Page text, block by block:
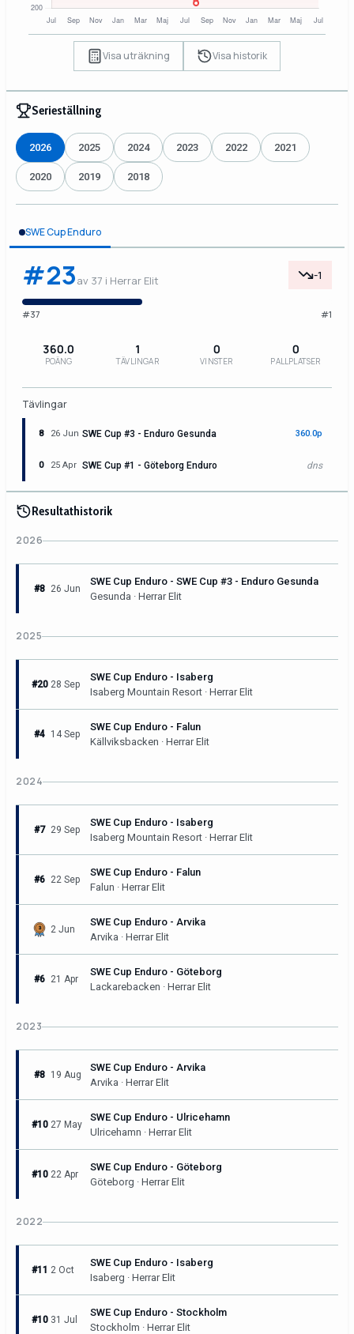
Visa uträkning Visa historik
Serieställning
2026 2025 2024 2023 2022 2021
2020 2019 2018
SWE Cup Enduro
#23av 37 i Herrar Elit -1
#37 #1
360.0
POÄNG
1
TÄVLINGAR
0
VINSTER
0
PALLPLATSER
Tävlingar
8 26 Jun SWE Cup #3 - Enduro Gesunda 360.0p
0 25 Apr SWE Cup #1 - Göteborg Enduro dns
Resultathistorik
2026
#8 26 Jun
SWE Cup Enduro - SWE Cup #3 - Enduro Gesunda
Gesunda · Herrar Elit
2025
#20 28 Sep
SWE Cup Enduro - Isaberg
Isaberg Mountain Resort · Herrar Elit
#4 14 Sep
SWE Cup Enduro - Falun
Källviksbacken · Herrar Elit
2024
#7 29 Sep
SWE Cup Enduro - Isaberg
Isaberg Mountain Resort · Herrar Elit
#6 22 Sep
SWE Cup Enduro - Falun
Falun · Herrar Elit
2 Jun
SWE Cup Enduro - Arvika
Arvika · Herrar Elit
#6 21 Apr
SWE Cup Enduro - Göteborg
Lackarebacken · Herrar Elit
2023
#8 19 Aug
SWE Cup Enduro - Arvika
Arvika · Herrar Elit
#10 27 May
SWE Cup Enduro - Ulricehamn
Ulricehamn · Herrar Elit
#10 22 Apr
SWE Cup Enduro - Göteborg
Göteborg · Herrar Elit
2022
#11 2 Oct
SWE Cup Enduro - Isaberg
Isaberg · Herrar Elit
#10 31 Jul
SWE Cup Enduro - Stockholm
Stockholm · Herrar Elit